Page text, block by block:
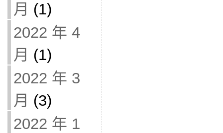
月 (1)
2022 年 4
月 (1)
2022 年 3
月 (3)
2022 年 1